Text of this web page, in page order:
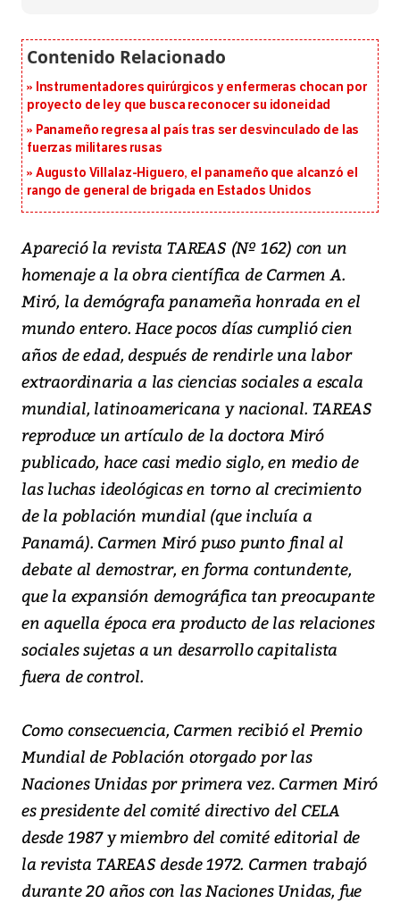
Instrumentadores quirúrgicos y enfermeras chocan por
proyecto de ley que busca reconocer su idoneidad
Panameño regresa al país tras ser desvinculado de las
fuerzas militares rusas
Augusto Villalaz-Higuero, el panameño que alcanzó el
rango de general de brigada en Estados Unidos
Apareció la revista TAREAS (Nº 162) con un
homenaje a la obra científica de Carmen A.
Miró, la demógrafa panameña honrada en el
mundo entero. Hace pocos días cumplió cien
años de edad, después de rendirle una labor
extraordinaria a las ciencias sociales a escala
mundial, latinoamericana y nacional. TAREAS
reproduce un artículo de la doctora Miró
publicado, hace casi medio siglo, en medio de
las luchas ideológicas en torno al crecimiento
de la población mundial (que incluía a
Panamá). Carmen Miró puso punto final al
debate al demostrar, en forma contundente,
que la expansión demográfica tan preocupante
en aquella época era producto de las relaciones
sociales sujetas a un desarrollo capitalista
fuera de control.
Como consecuencia, Carmen recibió el Premio
Mundial de Población otorgado por las
Naciones Unidas por primera vez. Carmen Miró
es presidente del comité directivo del CELA
desde 1987 y miembro del comité editorial de
la revista TAREAS desde 1972. Carmen trabajó
durante 20 años con las Naciones Unidas, fue